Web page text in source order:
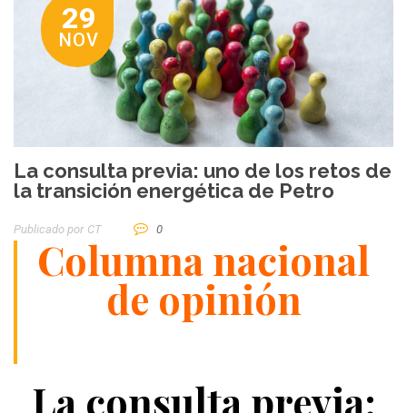
29
NOV
La consulta previa: uno de los retos de
la transición energética de Petro
Publicado por CT 0
Columna nacional
de opinión
La consulta previa: